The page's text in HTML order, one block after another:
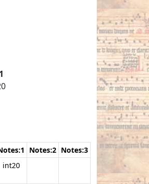
Notes:2 Notes:3
int20